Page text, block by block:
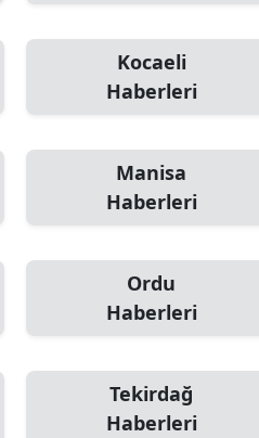
Kocaeli
Haberleri
Manisa
Haberleri
Ordu
Haberleri
Tekirdağ
Haberleri